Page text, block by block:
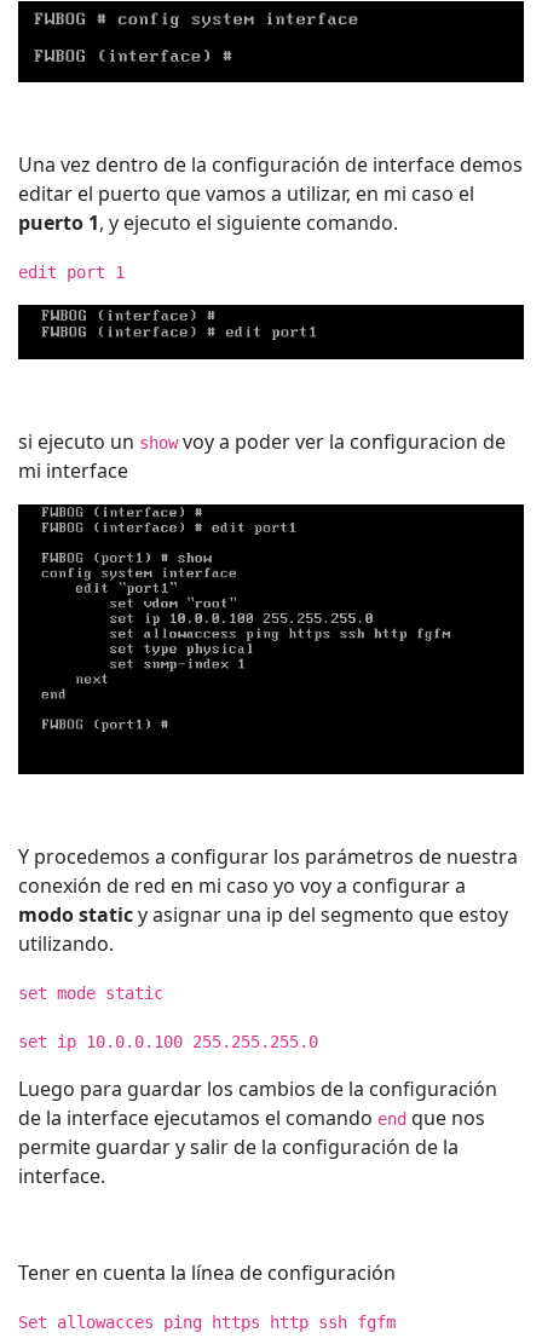
Una vez dentro de la configuración de interface demos
editar el puerto que vamos a utilizar, en mi caso el
puerto 1, y ejecuto el siguiente comando.
edit port 1
si ejecuto un showvoy a poder ver la configuracion de
mi interface
Y procedemos a configurar los parámetros de nuestra
conexión de red en mi caso yo voy a configurar a
modo staticy asignar una ip del segmento que estoy
utilizando.
set mode static
set ip 10.0.0.100 255.255.255.0
Luego para guardar los cambios de la configuración
de la interface ejecutamos el comando end que nos
permite guardar y salir de la configuración de la
interface.
Tener en cuenta la línea de configuración
Set allowacces ping https http ssh fgfm